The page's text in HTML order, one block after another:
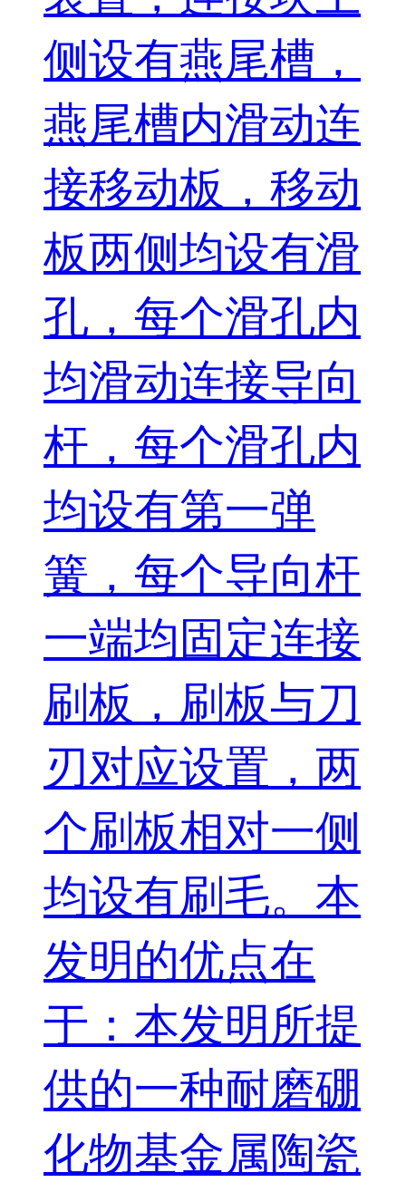
侧设有燕尾槽，
燕尾槽内滑动连
接移动板，移动
板两侧均设有滑
孔，每个滑孔内
均滑动连接导向
杆，每个滑孔内
均设有第一弹
簧，每个导向杆
一端均固定连接
刷板，刷板与刀
刃对应设置，两
个刷板相对一侧
均设有刷毛。本
发明的优点在
于：本发明所提
供的一种耐磨硼
化物基金属陶瓷